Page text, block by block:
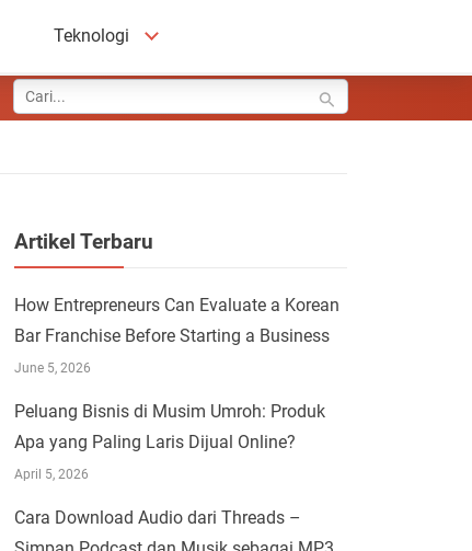
Teknologi
Artikel Terbaru
How Entrepreneurs Can Evaluate a Korean
Bar Franchise Before Starting a Business
June 5, 2026
Peluang Bisnis di Musim Umroh: Produk
Apa yang Paling Laris Dijual Online?
April 5, 2026
Cara Download Audio dari Threads –